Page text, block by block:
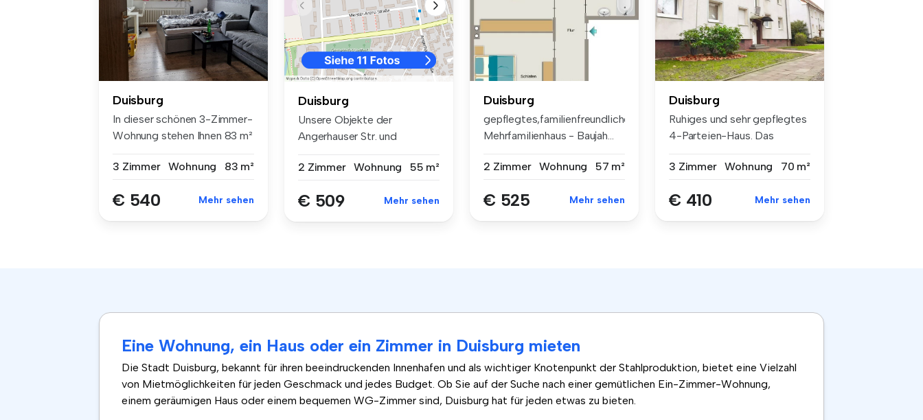
Duisburg
In dieser schönen 3-Zimmer-
Wohnung stehen Ihnen 83 m²
3 Zimmer
Wohnung 83 m²
€ 540 Mehr sehen
Duisburg
Unsere Objekte der
Angerhauser Str. und
2 Zimmer
Wohnung 55 m²
€ 509 Mehr sehen
Duisburg
gepflegtes,familienfreundliches
Mehrfamilienhaus - Baujah...
2 Zimmer Wohnung 57 m²
€ 525 Mehr sehen
Duisburg
Ruhiges und sehr gepflegtes
4-Parteien-Haus. Das
3 Zimmer
Wohnung 70 m²
€ 410 Mehr sehen
Eine Wohnung, ein Haus oder ein Zimmer in Duisburg mieten
Die Stadt Duisburg, bekannt für ihren beeindruckenden Innenhafen und als wichtiger Knotenpunkt der Stahlproduktion, bietet eine Vielzahl
von Mietmöglichkeiten für jeden Geschmack und jedes Budget. Ob Sie auf der Suche nach einer gemütlichen Ein-Zimmer-Wohnung,
einem geräumigen Haus oder einem bequemen WG-Zimmer sind, Duisburg hat für jeden etwas zu bieten.